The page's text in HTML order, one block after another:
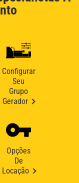
Configurar
Seu
Grupo
Gerador
Opções
De
Locação